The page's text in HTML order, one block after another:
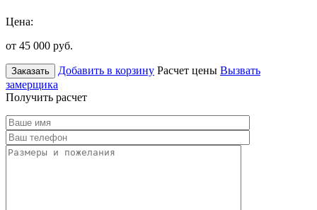
Цена:
от 45 000 руб.
Заказать Добавить в корзину Расчет цены Вызвать
замерщика
Получить расчет